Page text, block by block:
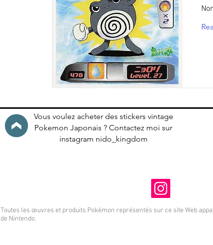
Vous voulez acheter des stickers vintage
Pokemon Japonais ? Contactez moi sur
instagram nido_kingdom
Toutes les œuvres et produits Pokémon représentés sur ce site Web
de Nintendo.